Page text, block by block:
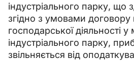
індустріального парку, що
згідно з умовами договору
господарської діяльності
індустріального парку,
звільняється від